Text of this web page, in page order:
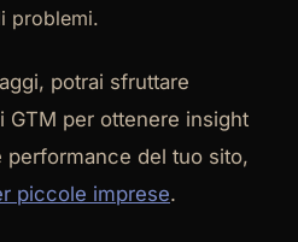
problemi.
potrai sfruttare
GTM per ottenere insight
performance del tuo sito,
piccole imprese.